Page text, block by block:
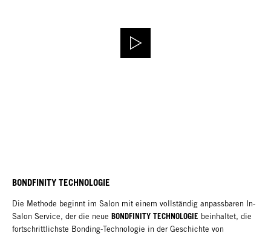
BONDFINITY TECHNOLOGIE
Die Methode beginnt im Salon mit einem vollständig anpassbaren In-
Salon Service, der die neue BONDFINITY TECHNOLOGIE beinhaltet, die
fortschrittlichste Bonding-Technologie in der Geschichte von